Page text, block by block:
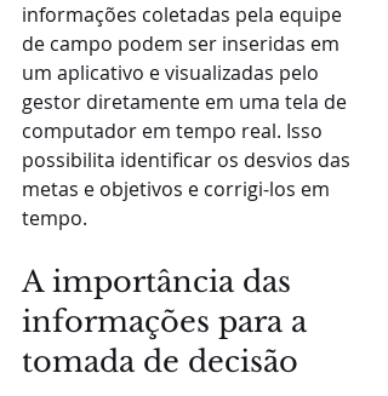
informações coletadas pela equipe
de campo podem ser inseridas em
um aplicativo e visualizadas pelo
gestor diretamente em uma tela de
computador em tempo real. Isso
possibilita identificar os desvios das
metas e objetivos e corrigi-los em
tempo.
A importância das
informações para a
tomada de decisão